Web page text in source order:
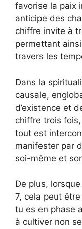
favorise la paix
anticipe des
chiffre invite à
permettant
travers les
Dans la
causale,
d’existence et
chiffre trois
tout est
manifester par
soi-même et
De plus,
7, cela peut
tu es en phase
à cultiver non